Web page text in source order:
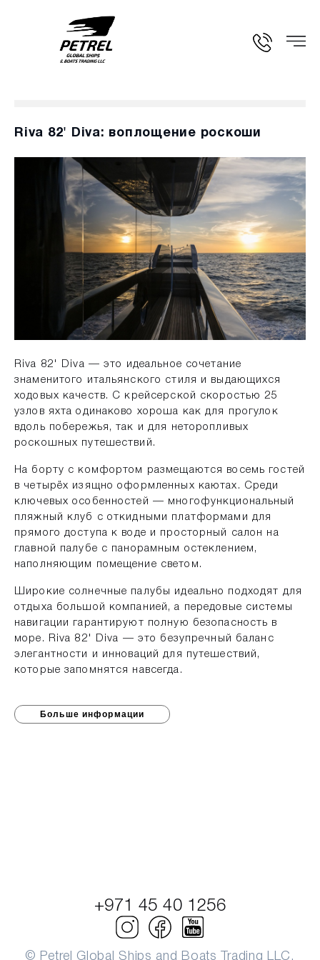
Riva 82' Diva: воплощение роскоши
Riva 82' Diva — это идеальное сочетание
знаменитого итальянского стиля и выдающихся
ходовых качеств. С крейсерской скоростью 25
узлов яхта одинаково хороша как для прогулок
вдоль побережья, так и для неторопливых
роскошных путешествий.
На борту с комфортом размещаются восемь гостей
в четырёх изящно оформленных каютах. Среди
ключевых особенностей — многофункциональный
пляжный клуб с откидными платформами для
прямого доступа к воде и просторный салон на
главной палубе с панорамным остеклением,
наполняющим помещение светом.
Широкие солнечные палубы идеально подходят для
отдыха большой компанией, а передовые системы
навигации гарантируют полную безопасность в
море. Riva 82' Diva — это безупречный баланс
элегантности и инноваций для путешествий,
которые запомнятся навсегда.
Больше информации
© Petrel Global Ships and Boats Trading LLC.
+971 45 40 1256